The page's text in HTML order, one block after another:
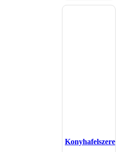
Konyhafelszerelés